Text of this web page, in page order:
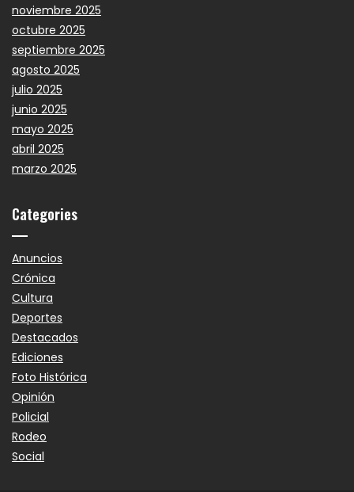
noviembre 2025
octubre 2025
septiembre 2025
agosto 2025
julio 2025
junio 2025
mayo 2025
abril 2025
marzo 2025
Categories
Anuncios
Crónica
Cultura
Deportes
Destacados
Ediciones
Foto Histórica
Opinión
Policial
Rodeo
Social